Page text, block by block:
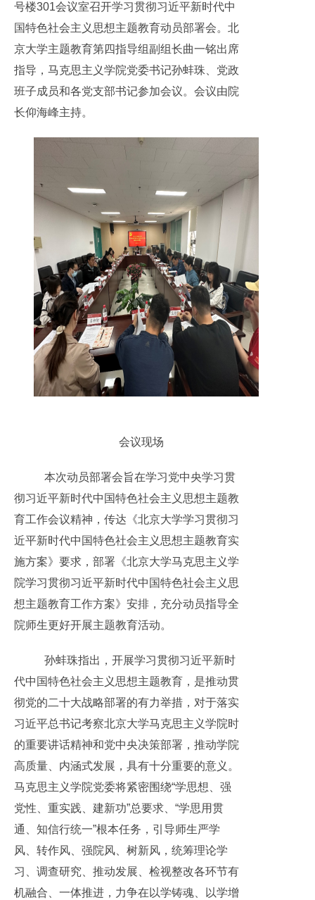
号楼301会议室召开学习贯彻习近平新时代中
国特色社会主义思想主题教育动员部署会。北
京大学主题教育第四指导组副组长曲一铭出席
指导，马克思主义学院党委书记孙蚌珠、党政
班子成员和各党支部书记参加会议。会议由院
长仰海峰主持。
会议现场
本次动员部署会旨在学习党中央学习贯
彻习近平新时代中国特色社会主义思想主题教
育工作会议精神，传达《北京大学学习贯彻习
近平新时代中国特色社会主义思想主题教育实
施方案》要求，部署《北京大学马克思主义学
院学习贯彻习近平新时代中国特色社会主义思
想主题教育工作方案》安排，充分动员指导全
院师生更好开展主题教育活动。
孙蚌珠指出，开展学习贯彻习近平新时
代中国特色社会主义思想主题教育，是推动贯
彻党的二十大战略部署的有力举措，对于落实
习近平总书记考察北京大学马克思主义学院时
的重要讲话精神和党中央决策部署，推动学院
高质量、内涵式发展，具有十分重要的意义。
马克思主义学院党委将紧密围绕“学思想、强
党性、重实践、建新功”总要求、“学思用贯
通、知信行统一”根本任务，引导师生严学
风、转作风、强院风、树新风，统筹理论学
习、调查研究、推动发展、检视整改各环节有
机融合、一体推进，力争在以学铸魂、以学增